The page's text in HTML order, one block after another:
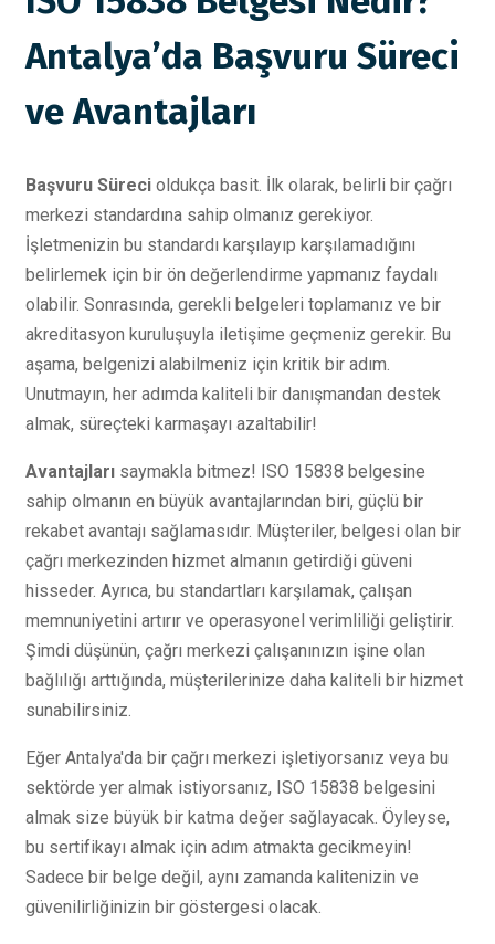
Antalya’da Başvuru Süreci
ve Avantajları
Başvuru Süreci oldukça basit. İlk olarak, belirli bir çağrı
merkezi standardına sahip olmanız gerekiyor.
İşletmenizin bu standardı karşılayıp karşılamadığını
belirlemek için bir ön değerlendirme yapmanız faydalı
olabilir. Sonrasında, gerekli belgeleri toplamanız ve bir
akreditasyon kuruluşuyla iletişime geçmeniz gerekir. Bu
aşama, belgenizi alabilmeniz için kritik bir adım.
Unutmayın, her adımda kaliteli bir danışmandan destek
almak, süreçteki karmaşayı azaltabilir!
Avantajları saymakla bitmez! ISO 15838 belgesine
sahip olmanın en büyük avantajlarından biri, güçlü bir
rekabet avantajı sağlamasıdır. Müşteriler, belgesi olan bir
çağrı merkezinden hizmet almanın getirdiği güveni
hisseder. Ayrıca, bu standartları karşılamak, çalışan
memnuniyetini artırır ve operasyonel verimliliği geliştirir.
Şimdi düşünün, çağrı merkezi çalışanınızın işine olan
bağlılığı arttığında, müşterilerinize daha kaliteli bir hizmet
sunabilirsiniz.
Eğer Antalya'da bir çağrı merkezi işletiyorsanız veya bu
sektörde yer almak istiyorsanız, ISO 15838 belgesini
almak size büyük bir katma değer sağlayacak. Öyleyse,
bu sertifikayı almak için adım atmakta gecikmeyin!
Sadece bir belge değil, aynı zamanda kalitenizin ve
güvenilirliğinizin bir göstergesi olacak.